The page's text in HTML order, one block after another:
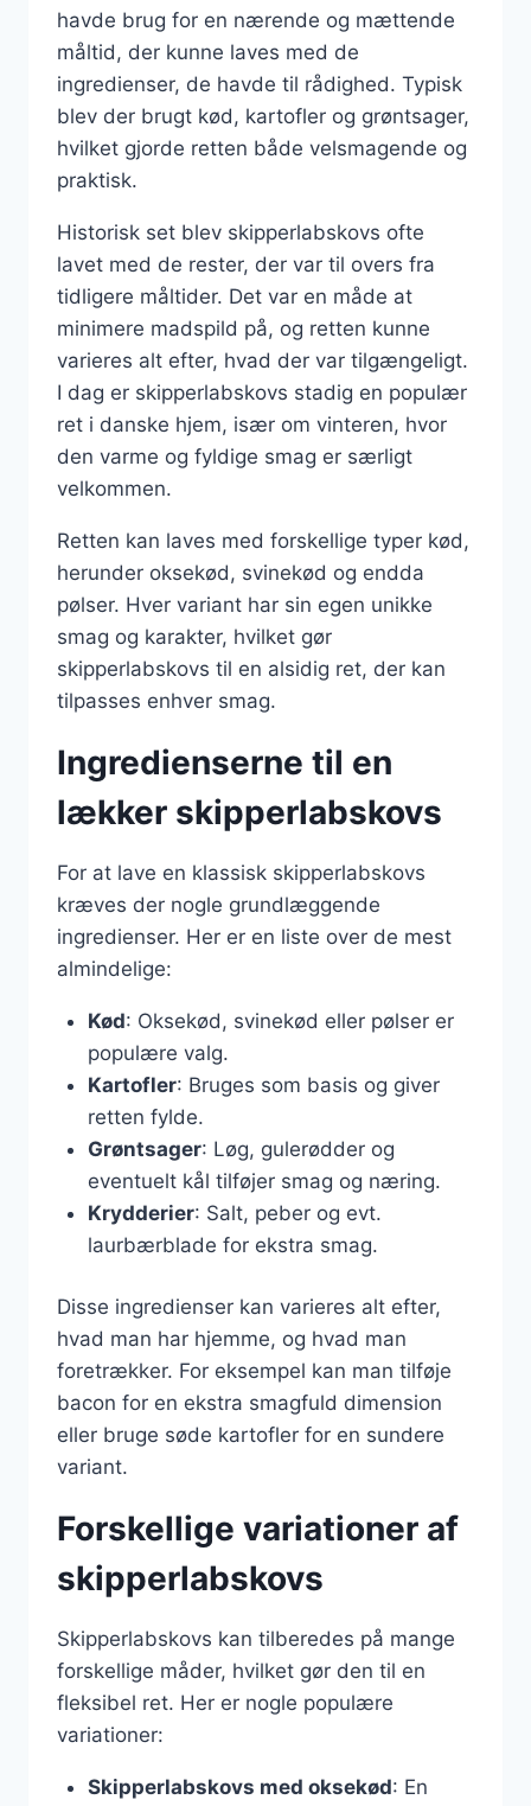
havde brug for en nærende og mættende
måltid, der kunne laves med de
ingredienser, de havde til rådighed. Typisk
blev der brugt kød, kartofler og grøntsager,
hvilket gjorde retten både velsmagende og
praktisk.
Historisk set blev skipperlabskovs ofte
lavet med de rester, der var til overs fra
tidligere måltider. Det var en måde at
minimere madspild på, og retten kunne
varieres alt efter, hvad der var tilgængeligt.
I dag er skipperlabskovs stadig en populær
ret i danske hjem, især om vinteren, hvor
den varme og fyldige smag er særligt
velkommen.
Retten kan laves med forskellige typer kød,
herunder oksekød, svinekød og endda
pølser. Hver variant har sin egen unikke
smag og karakter, hvilket gør
skipperlabskovs til en alsidig ret, der kan
tilpasses enhver smag.
Ingredienserne til en
lækker skipperlabskovs
For at lave en klassisk skipperlabskovs
kræves der nogle grundlæggende
ingredienser. Her er en liste over de mest
almindelige:
Kød: Oksekød, svinekød eller pølser er
populære valg.
Kartofler: Bruges som basis og giver
retten fylde.
Grøntsager: Løg, gulerødder og
eventuelt kål tilføjer smag og næring.
Krydderier: Salt, peber og evt.
laurbærblade for ekstra smag.
Disse ingredienser kan varieres alt efter,
hvad man har hjemme, og hvad man
foretrækker. For eksempel kan man tilføje
bacon for en ekstra smagfuld dimension
eller bruge søde kartofler for en sundere
variant.
Forskellige variationer af
skipperlabskovs
Skipperlabskovs kan tilberedes på mange
forskellige måder, hvilket gør den til en
fleksibel ret. Her er nogle populære
variationer:
Skipperlabskovs med oksekød: En